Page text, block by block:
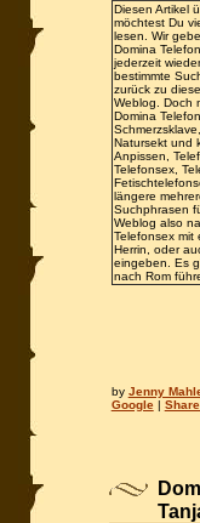
Diesen Artikel
möchtest Du
lesen. Wir
Domina
jederzeit
bestimmte
zurück zu
Weblog. Doch
Domina
Natursekt und
Anpissen,
Telefonsex,
längere
Suchphrasen
Weblog also
Telefonsex mit
Herrin, oder
eingeben. Es
nach Rom
by Jenny
Google|